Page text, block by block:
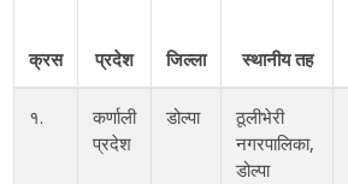
क्रस प्रदेश जिल्ला स्थानीय तह
१.
कर्णाली
प्रदेश
डोल्पा
ठूलीभेरी
नगरपालिका,
डोल्पा